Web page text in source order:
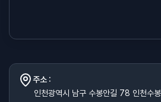
주소 :
인천광역시 남구 수봉안길 78 인천수